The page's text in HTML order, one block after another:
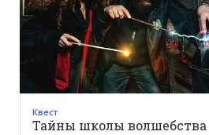
Квест
Тайны школы волшебства